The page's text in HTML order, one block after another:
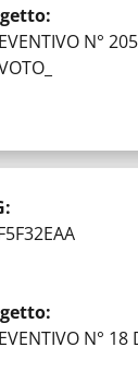
:
N°
:
:
N°